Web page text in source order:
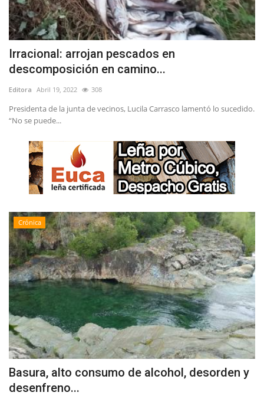
Irracional: arrojan pescados en
descomposición en camino...
Editora Abril 19, 2022 308
Presidenta de la junta de vecinos, Lucila Carrasco lamentó lo sucedido.
“No se puede...
Crónica
Basura, alto consumo de alcohol, desorden y
desenfreno...